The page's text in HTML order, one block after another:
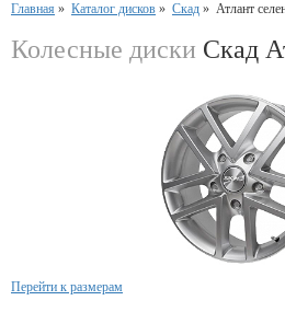
Главная » Каталог дисков » Скад » Атлант
Колесные диски Скад
Перейти к размерам